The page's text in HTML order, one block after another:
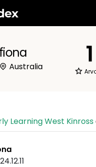
fiona
Australia 1
Learning West Kinross